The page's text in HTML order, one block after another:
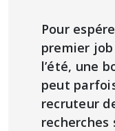
Pour
premier
l’été, une
peut
recruteur
recherches